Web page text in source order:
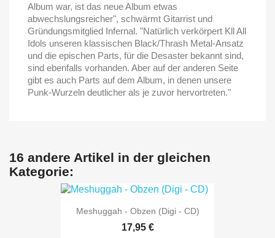
Album war, ist das neue Album etwas
abwechslungsreicher", schwärmt Gitarrist und
Gründungsmitglied Infernal. "Natürlich verkörpert Kll All
Idols unseren klassischen Black/Thrash Metal-Ansatz
und die epischen Parts, für die Desaster bekannt sind,
sind ebenfalls vorhanden. Aber auf der anderen Seite
gibt es auch Parts auf dem Album, in denen unsere
Punk-Wurzeln deutlicher als je zuvor hervortreten."
16 andere Artikel in der gleichen
Kategorie:
Meshuggah - Obzen (Digi - CD)
17,95 €